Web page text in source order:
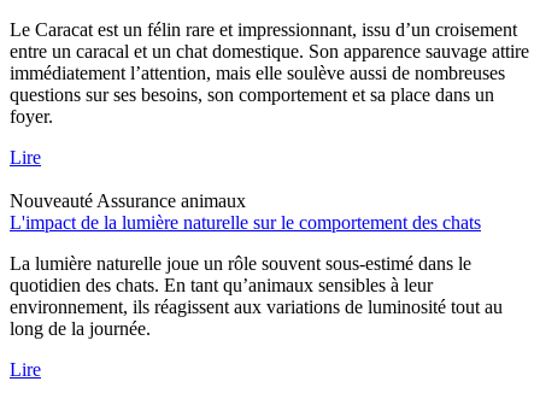
Le Caracat est un félin rare et impressionnant, issu d’un croisement
entre un caracal et un chat domestique. Son apparence sauvage attire
immédiatement l’attention, mais elle soulève aussi de nombreuses
questions sur ses besoins, son comportement et sa place dans un
foyer.
Lire
Nouveauté Assurance animaux
L'impact de la lumière naturelle sur le comportement des chats
La lumière naturelle joue un rôle souvent sous-estimé dans le
quotidien des chats. En tant qu’animaux sensibles à leur
environnement, ils réagissent aux variations de luminosité tout au
long de la journée.
Lire